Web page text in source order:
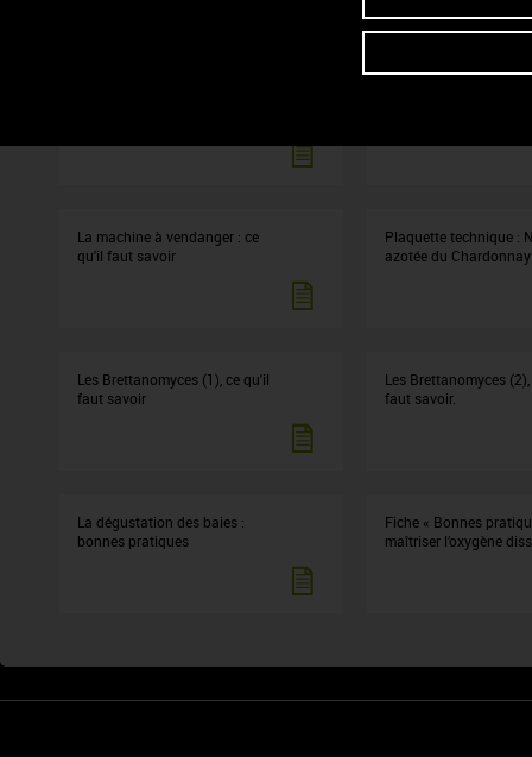
La machine à vendanger : ce
qu'il faut savoir
Plaquette technique :
azotée du Chardonnay
Les Brettanomyces (1), ce qu'il
faut savoir
Les Brettanomyces
faut savoir.
La dégustation des baies :
bonnes pratiques
Fiche « Bonnes
maîtriser l’oxygène